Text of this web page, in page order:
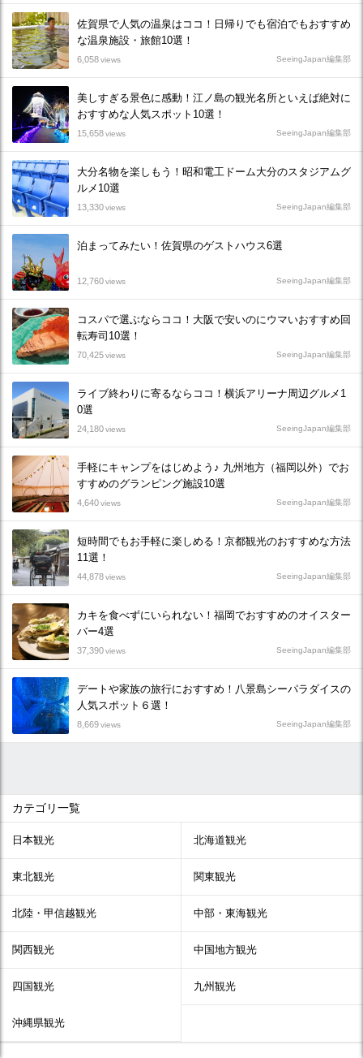
佐賀県で人気の温泉はココ！日帰りでも宿泊でもおすすめ
な温泉施設・旅館10選！
6,058views SeeingJapan編集部
美しすぎる景色に感動！江ノ島の観光名所といえば絶対に
おすすめな人気スポット10選！
15,658views SeeingJapan編集部
大分名物を楽しもう！昭和電工ドーム大分のスタジアムグ
ルメ10選
13,330views SeeingJapan編集部
泊まってみたい！佐賀県のゲストハウス6選
12,760views SeeingJapan編集部
コスパで選ぶならココ！大阪で安いのにウマいおすすめ回
転寿司10選！
70,425views SeeingJapan編集部
ライブ終わりに寄るならココ！横浜アリーナ周辺グルメ1
0選
24,180views SeeingJapan編集部
手軽にキャンプをはじめよう♪ 九州地方（福岡以外）でお
すすめのグランピング施設10選
4,640views SeeingJapan編集部
短時間でもお手軽に楽しめる！京都観光のおすすめな方法
11選！
44,878views SeeingJapan編集部
カキを食べずにいられない！福岡でおすすめのオイスター
バー4選
37,390views SeeingJapan編集部
デートや家族の旅行におすすめ！八景島シーパラダイスの
人気スポット６選！
8,669views SeeingJapan編集部
カテゴリ一覧
日本観光 北海道観光
東北観光 関東観光
北陸・甲信越観光 中部・東海観光
関西観光 中国地方観光
四国観光 九州観光
沖縄県観光